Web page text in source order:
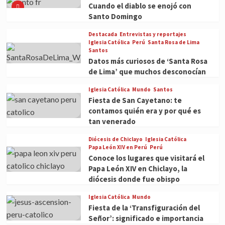
Cuando el diablo se enojó con
Santo Domingo
Destacada Entrevistas y reportajes
Iglesia Católica Perú Santa Rosa de Lima
Santos
Datos más curiosos de ‘Santa Rosa
de Lima’ que muchos desconocían
Iglesia Católica Mundo Santos
Fiesta de San Cayetano: te
contamos quién era y por qué es
tan venerado
Diócesis de Chiclayo Iglesia Católica
Papa León XIV en Perú Perú
Conoce los lugares que visitará el
Papa León XIV en Chiclayo, la
diócesis donde fue obispo
Iglesia Católica Mundo
Fiesta de la ‘Transfiguración del
Señor’: significado e importancia